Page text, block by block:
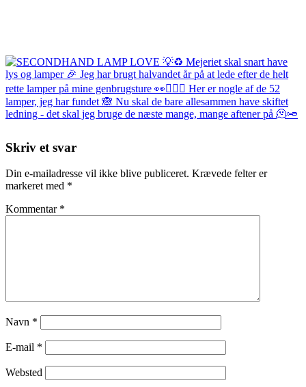
Skriv et svar
Din e-mailadresse vil ikke blive publiceret. Krævede felter er
markeret med *
Kommentar *
Navn *
E-mail *
Websted